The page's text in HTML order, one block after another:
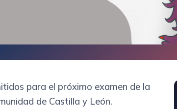
para el próximo examen de la
de Castilla y León.